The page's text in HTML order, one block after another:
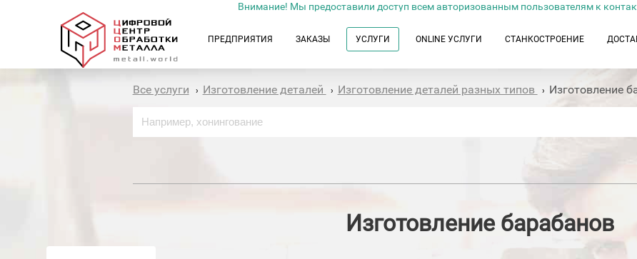
Внимание! Мы предоставили доступ всем авторизованным пользователям к
ПРЕДПРИЯТИЯ ЗАКАЗЫ УСЛУГИ ONLINE УСЛУГИ СТАНКОСТРОЕНИЕ
Все услуги › Изготовление деталей › Изготовление деталей разных типов › Изготовление
Изготовление барабанов